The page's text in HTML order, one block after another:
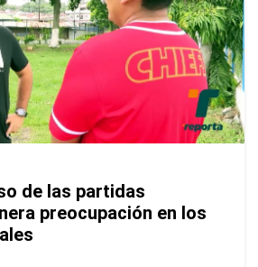
de las partidas
preocupación en los